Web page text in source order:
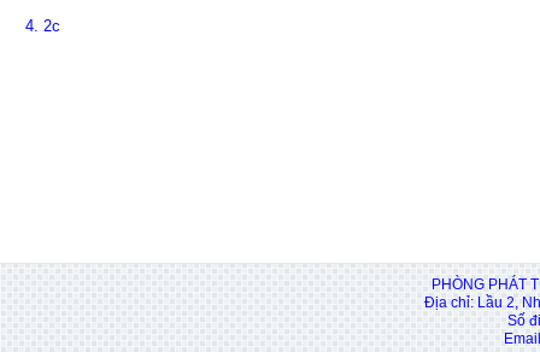
4. 2c
PHÒNG PHÁT
Địa chỉ: Lầu 2,
Số